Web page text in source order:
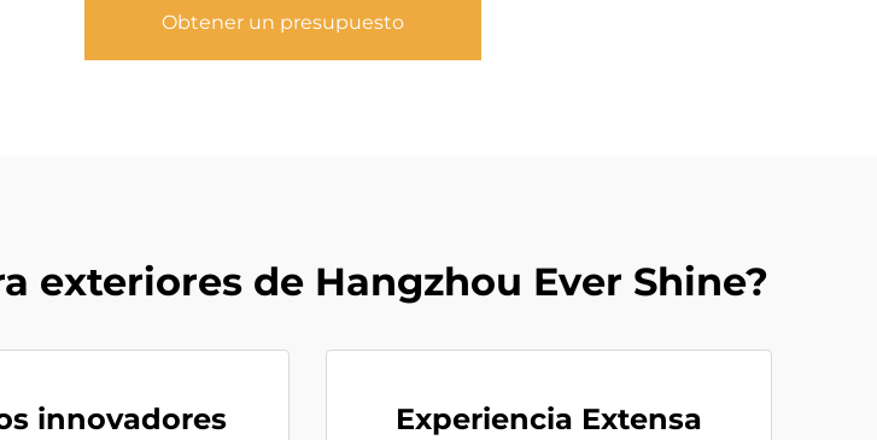
Obtener un presupuesto
exteriores de Hangzhou Ever Shine?
innovadores
Experiencia Extensa